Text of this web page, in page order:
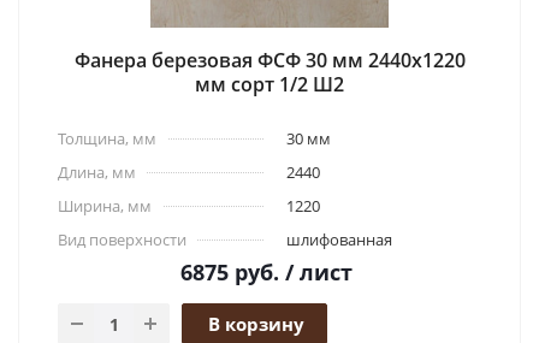
Фанера березовая ФСФ 30 мм 2440x1220
мм сорт 1/2 Ш2
Толщина, мм
30 мм
Длина, мм
2440
Ширина, мм
1220
Вид поверхности
шлифованная
6875 руб. / лист
В корзину